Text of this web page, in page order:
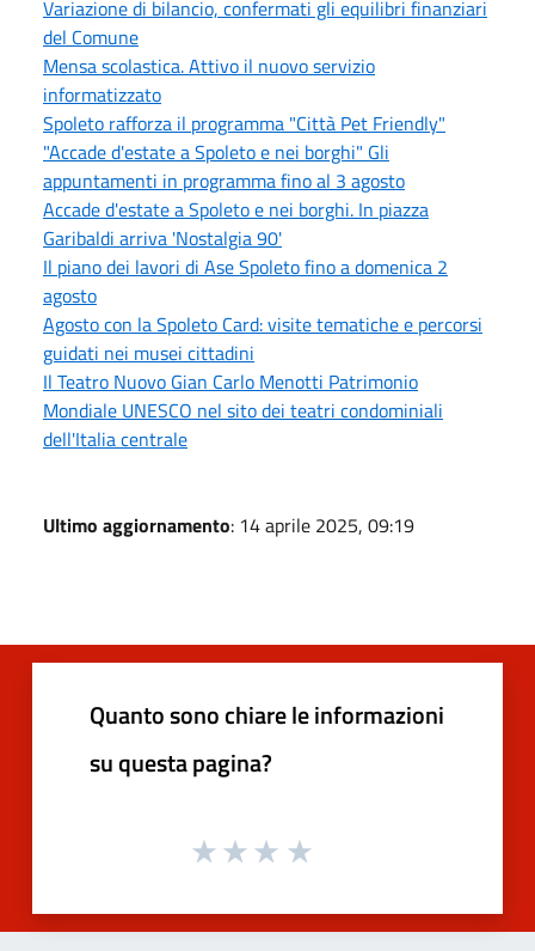
Variazione di bilancio, confermati gli equilibri finanziari
del Comune
Mensa scolastica. Attivo il nuovo servizio
informatizzato
Spoleto rafforza il programma "Città Pet Friendly"
"Accade d'estate a Spoleto e nei borghi" Gli
appuntamenti in programma fino al 3 agosto
Accade d'estate a Spoleto e nei borghi. In piazza
Garibaldi arriva 'Nostalgia 90'
Il piano dei lavori di Ase Spoleto fino a domenica 2
agosto
Agosto con la Spoleto Card: visite tematiche e percorsi
guidati nei musei cittadini
Il Teatro Nuovo Gian Carlo Menotti Patrimonio
Mondiale UNESCO nel sito dei teatri condominiali
dell'Italia centrale
Ultimo aggiornamento: 14 aprile 2025, 09:19
Quanto sono chiare le informazioni
su questa pagina?